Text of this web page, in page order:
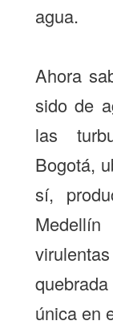
agua.
Ahora
sido de
las
Bogotá,
sí,
única en